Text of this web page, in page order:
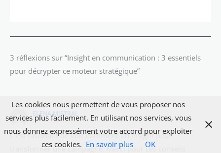
3 réflexions sur “Insight en communication : 3 essentiels
pour décrypter ce moteur stratégique”
ELENA MISTRAL
C’est fascinant de voir comment un insight peut
transformer une campagne. Merci pour ces conseils
Les cookies nous permettent de vous proposer nos
services plus facilement. En utilisant nos services, vous
nous donnez expressément votre accord pour exploiter
ces cookies. En savoir plus OK